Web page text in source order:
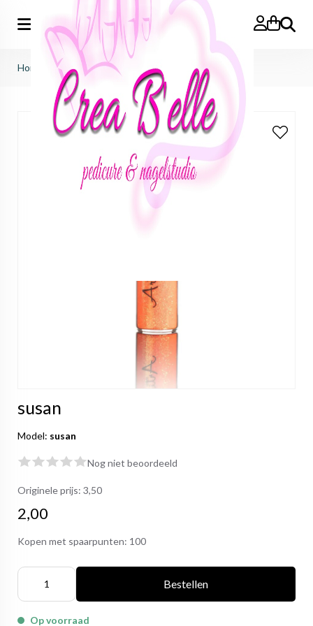
Zoeken
Home Sale>sale>susan
susan
Model: susan
Nog niet beoordeeld
Originele prijs: 3,50
2,00
Kopen met spaarpunten: 100
Bestellen
Op voorraad